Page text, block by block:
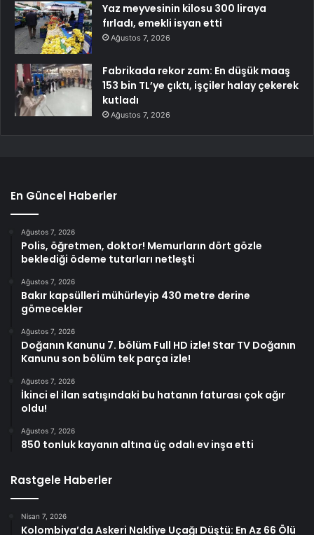
Yaz meyvesinin kilosu 300 liraya
fırladı, emekli isyan etti
Ağustos 7, 2026
Fabrikada rekor zam: En düşük maaş
153 bin TL’ye çıktı, işçiler halay çekerek
kutladı
Ağustos 7, 2026
En Güncel Haberler
Ağustos 7, 2026
Polis, öğretmen, doktor! Memurların dört gözle
beklediği ödeme tutarları netleşti
Ağustos 7, 2026
Bakır kapsülleri mühürleyip 430 metre derine
gömecekler
Ağustos 7, 2026
Doğanın Kanunu 7. bölüm Full HD izle! Star TV Doğanın
Kanunu son bölüm tek parça izle!
Ağustos 7, 2026
İkinci el ilan satışındaki bu hatanın faturası çok ağır
oldu!
Ağustos 7, 2026
850 tonluk kayanın altına üç odalı ev inşa etti
Rastgele Haberler
Nisan 7, 2026
Kolombiya’da Askeri Nakliye Uçağı Düştü: En Az 66 Ölü